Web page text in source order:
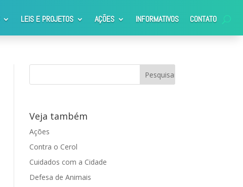
LEIS E PROJETOS AÇÕES INFORMATIVOS CONTATO
Veja também
Ações
Contra o Cerol
Cuidados com a Cidade
Defesa de Animais